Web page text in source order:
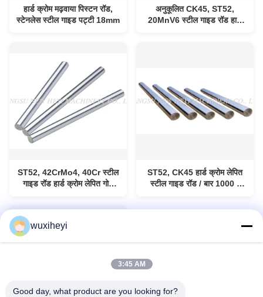
हार्ड क्रोम मढ़वाया पिस्टन रॉड,
स्टेनलेस स्टील गाइड पट्टी 18mm
अनुकूलित CK45, ST52,
20MnV6 स्टील गाइड रॉड हार्ड
ST52, 42CrMo4, 40Cr स्टील
गाइड रॉड हार्ड क्रोम लेपित गोल
ST52, CK45 हार्ड क्रोम लेपित
स्टील गाइड रॉड / बार 1000 -
wuxiheyi
3:45 AM
Good day, what product are you looking for?